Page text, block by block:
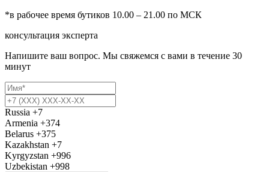
*в рабочее время бутиков 10.00 – 21.00 по МСК
консультация эксперта
Напишите ваш вопрос. Мы свяжемся с вами в течение 30
минут
Russia +7
Armenia +374
Belarus +375
Kazakhstan +7
Kyrgyzstan +996
Uzbekistan +998